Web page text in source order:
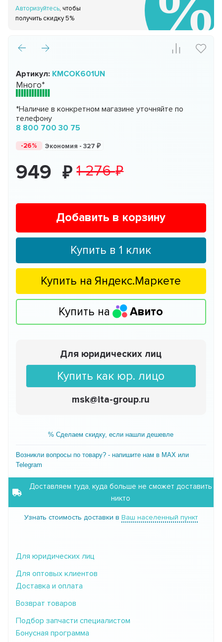
Авторизуйтесь, чтобы
получить скидку 5%
Артикул: KMCOK601UN
Много*
*Наличие в конкретном магазине уточняйте по
телефону
8 800 700 30 75
-26% Экономия -327
949 1 276
Добавить в корзину
Купить в 1 клик
Купить на Яндекс.Маркете
Купить на Авито
Для юридических лиц
Купить как юр. лицо
msk@ita-group.ru
% Сделаем скидку, если нашли дешевле
Возникли вопросы по товару? - напишите нам в MAX или
Telegram
Доставляем туда, куда больше не сможет доставить
никто
Узнать стоимость доставки в Ваш населенный пункт
Для юридических лиц
Для оптовых клиентов
Доставка и оплата
Возврат товаров
Подбор запчасти специалистом
Бонусная программа